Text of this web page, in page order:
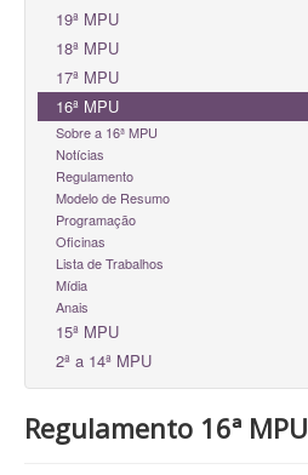
19ª MPU
18ª MPU
17ª MPU
16ª MPU
Sobre a 16ª MPU
Notícias
Regulamento
Modelo de Resumo
Programação
Oficinas
Lista de Trabalhos
Mídia
Anais
15ª MPU
2ª a 14ª MPU
Regulamento 16ª MPU